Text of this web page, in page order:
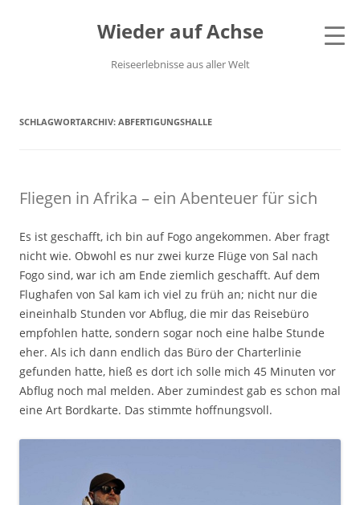
Wieder auf Achse
Reiseerlebnisse aus aller Welt
SCHLAGWORTARCHIV: ABFERTIGUNGSHALLE
Fliegen in Afrika – ein Abenteuer für sich
Es ist geschafft, ich bin auf Fogo angekommen. Aber fragt
nicht wie. Obwohl es nur zwei kurze Flüge von Sal nach
Fogo sind, war ich am Ende ziemlich geschafft. Auf dem
Flughafen von Sal kam ich viel zu früh an; nicht nur die
eineinhalb Stunden vor Abflug, die mir das Reisebüro
empfohlen hatte, sondern sogar noch eine halbe Stunde
eher. Als ich dann endlich das Büro der Charterlinie
gefunden hatte, hieß es dort ich solle mich 45 Minuten vor
Abflug noch mal melden. Aber zumindest gab es schon mal
eine Art Bordkarte. Das stimmte hoffnungsvoll.